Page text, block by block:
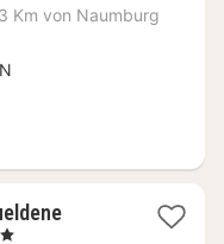
ab
Km von Naumburg